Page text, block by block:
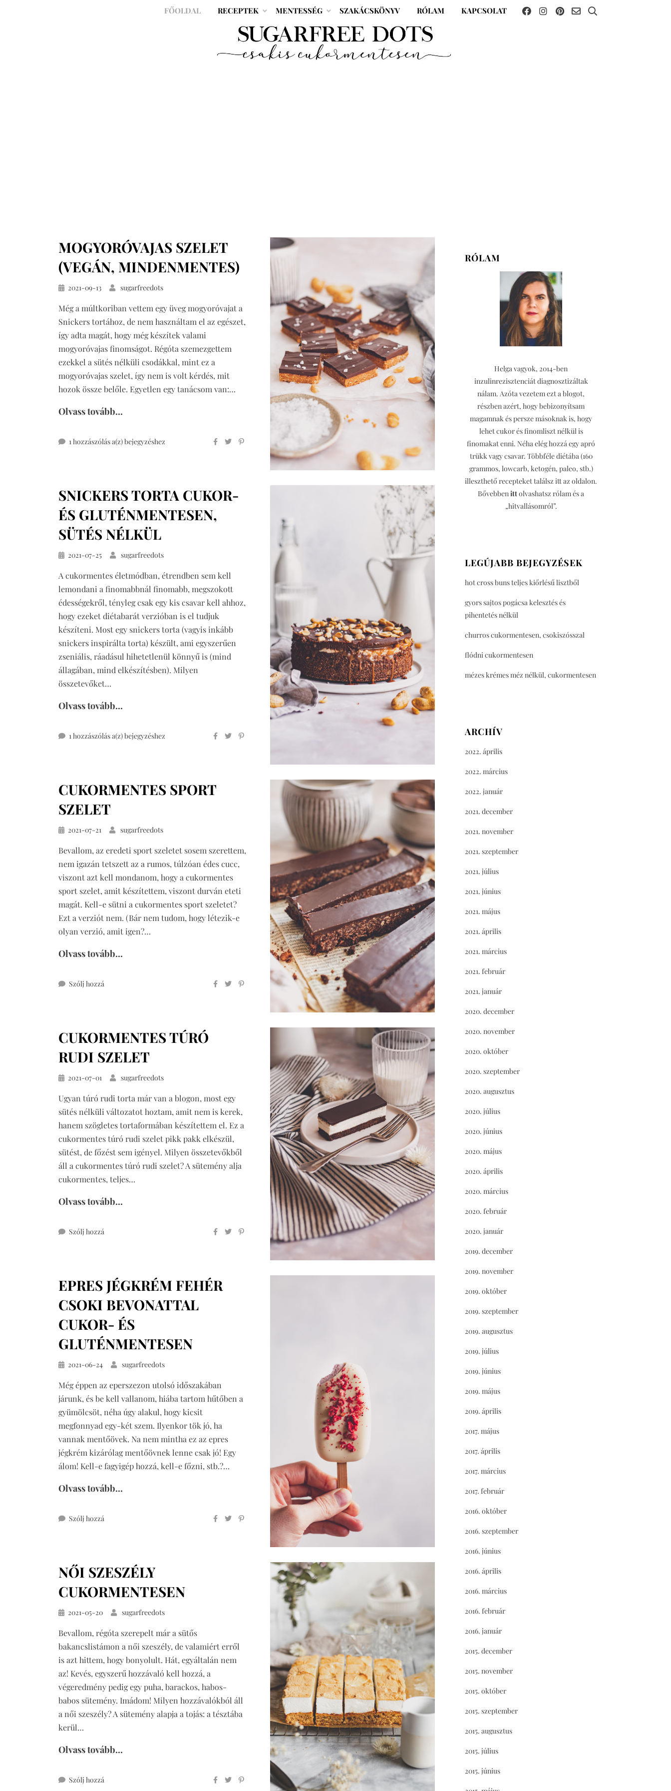
FŐOLDAL RECEPTEK MENTESSÉG SZAKÁCSKÖNYV RÓLAM KAPCSOLAT
MOGYORÓVAJAS SZELET
(VEGÁN, MINDENMENTES)
Közzétéve
2021-09-13 sugarfreedots
Még a múltkoriban vettem egy üveg mogyoróvajat a
Snickers tortához, de nem használtam el az egészet,
így adta magát, hogy még készítek valami
mogyoróvajas finomságot. Régóta szemezgettem
ezekkel a sütés nélküli csodákkal, mint ez a
mogyoróvajas szelet, így nem is volt kérdés, mit
hozok össze belőle. Egyetlen egy tanácsom van:…
Olvass tovább...
1 hozzászólás a(z)mogyoróvajas
bejegyzéshez
SNICKERS TORTA CUKOR-
ÉS GLUTÉNMENTESEN,
SÜTÉS NÉLKÜL
Közzétéve
2021-07-25 sugarfreedots
A cukormentes életmódban, étrendben sem kell
lemondani a finomabbnál finomabb, megszokott
édességekről, tényleg csak egy kis csavar kell ahhoz,
hogy ezeket diétabarát verzióban is el tudjuk
készíteni. Most egy snickers torta (vagyis inkább
snickers inspirálta torta) készült, ami egyszerűen
zseniális, ráadásul hihetetlenül könnyű is (mind
állagában, mind elkészítésben). Milyen
összetevőket…
Olvass tovább...
1 hozzászólás a(z)snickers
gluténmentesen,
sütés
bejegyzéshez
CUKORMENTES SPORT
SZELET
Közzétéve
2021-07-21 sugarfreedots
Bevallom, az eredeti sport szeletet sosem szerettem,
nem igazán tetszett az a rumos, túlzóan édes cucc,
viszont azt kell mondanom, hogy a cukormentes
sport szelet, amit készítettem, viszont durván eteti
magát. Kell-e sütni a cukormentes sport szeletet?
Ezt a verziót nem. (Bár nem tudom, hogy létezik-e
olyan verzió, amit igen?…
Olvass tovább...
Szólj hozzá
CUKORMENTES TÚRÓ
RUDI SZELET
Közzétéve
2021-07-01 sugarfreedots
Ugyan túró rudi torta már van a blogon, most egy
sütés nélküli változatot hoztam, amit nem is kerek,
hanem szögletes tortaformában készítettem el. Ez a
cukormentes túró rudi szelet pikk pakk elkészül,
sütést, de főzést sem igényel. Milyen összetevőkből
áll a cukormentes túró rudi szelet? A sütemény alja
cukormentes, teljes…
Olvass tovább...
Szólj hozzá
szelet
EPRES JÉGKRÉM FEHÉR
CSOKI BEVONATTAL
CUKOR- ÉS
GLUTÉNMENTESEN
Közzétéve
2021-06-24 sugarfreedots
Még éppen az eperszezon utolsó időszakában
járunk, és be kell vallanom, hiába tartom hűtőben a
gyümölcsöt, néha úgy alakul, hogy kicsit
megfonnyad egy-két szem. Ilyenkor tök jó, ha
vannak mentőövek. Na nem mintha ez az epres
jégkrém kizárólag mentőövnek lenne csak jó! Egy
álom! Kell-e fagyigép hozzá, kell-e főzni, stb.?…
Olvass tovább...
Szólj hozzá
csoki
bevonattal
cukor-
gluténmentesen
NŐI SZESZÉLY
CUKORMENTESEN
Közzétéve
2021-05-20 sugarfreedots
Bevallom, régóta szerepelt már a sütős
bakancslistámon a női szeszély, de valamiért erről
is azt hittem, hogy bonyolult. Hát, egyáltalán nem
az! Kevés, egyszerű hozzávaló kell hozzá, a
végeredmény pedig egy puha, barackos, habos-
babos sütemény. Imádom! Milyen hozzávalókból áll
a női szeszély? A sütemény alapja a tojás: a tésztába
kerül…
Olvass tovább...
Szólj hozzá
RÓLAM
Helga vagyok, 2014-ben
inzulinrezisztenciát diagnosztizáltak
nálam. Azóta vezetem ezt a blogot,
részben azért, hogy bebizonyítsam
magamnak és persze másoknak is, hogy
lehet cukor és finomliszt nélkül is
finomakat enni. Néha elég hozzá egy apró
trükk vagy csavar. Többféle diétába (160
grammos, lowcarb, ketogén, paleo, stb.)
illeszthető recepteket találsz itt az oldalon.
Bővebbenittolvashatsz rólam és a
„hitvallásomról”.
LEGÚJABB BEJEGYZÉSEK
hot cross buns teljes kiőrlésű lisztből
gyors sajtos pogácsa kelesztés és
pihentetés nélkül
churros cukormentesen, csokiszósszal
flódni cukormentesen
mézes krémes méz nélkül, cukormentesen
ARCHÍV
2022. április
2022. március
2022. január
2021. december
2021. november
2021. szeptember
2021. július
2021. június
2021. május
2021. április
2021. március
2021. február
2021. január
2020. december
2020. november
2020. október
2020. szeptember
2020. augusztus
2020. július
2020. június
2020. május
2020. április
2020. március
2020. február
2020. január
2019. december
2019. november
2019. október
2019. szeptember
2019. augusztus
2019. július
2019. június
2019. május
2019. április
2017. május
2017. április
2017. március
2017. február
2016. október
2016. szeptember
2016. június
2016. április
2016. március
2016. február
2016. január
2015. december
2015. november
2015. október
2015. szeptember
2015. augusztus
2015. július
2015. június